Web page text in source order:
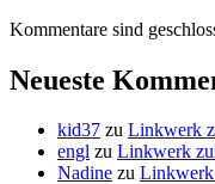
Kommentare sind
Neueste
kid37 zu Linkwerk
engl zu Linkwerk
Nadine zu Linkwerk